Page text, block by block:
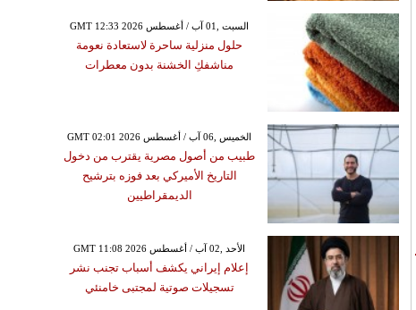
GMT 12:33 2026 السبت ,01 آب / أغسطس
حلول منزلية ساحرة لاستعادة نعومة
مناشفكِ الخشنة بدون معطرات
GMT 02:01 2026 الخميس ,06 آب / أغسطس
طبيب من أصول مصرية يقترب من دخول
التاريخ الأميركي بعد فوزه بترشيح
الديمقراطيين
GMT 11:08 2026 الأحد ,02 آب / أغسطس
إعلام إيراني يكشف أسباب تجنب نشر
تسجيلات صوتية لمجتبى خامنئي